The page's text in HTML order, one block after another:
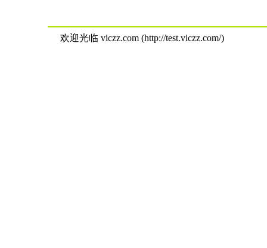
欢迎光临 viczz.com (http://test.viczz.com/)